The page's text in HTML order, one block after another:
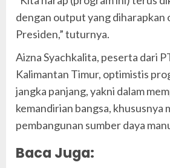
dengan output yang diharapkan
Presiden,” tuturnya.
Aizna Syachkalita, peserta dari
Kalimantan Timur, optimistis
jangka panjang, yakni dalam
kemandirian bangsa, khususnya
pembangunan sumber daya
Baca Juga: